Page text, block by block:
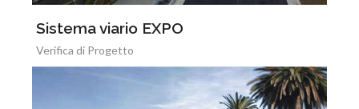
Sistema viario EXPO
Verifica di Progetto